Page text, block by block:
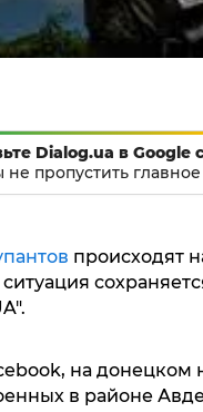
Dialog.ua в Google
не пропустить главное
происходят
на донецком
в районе